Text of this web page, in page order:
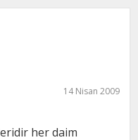
14 Nisan 2009
her daim